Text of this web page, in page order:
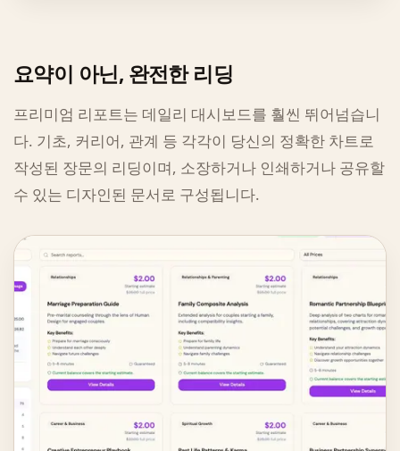
요약이 아닌, 완전한 리딩
프리미엄 리포트는 데일리 대시보드를 훨씬 뛰어넘습니
다. 기초, 커리어, 관계 등 각각이 당신의 정확한 차트로
작성된 장문의 리딩이며, 소장하거나 인쇄하거나 공유할
수 있는 디자인된 문서로 구성됩니다.